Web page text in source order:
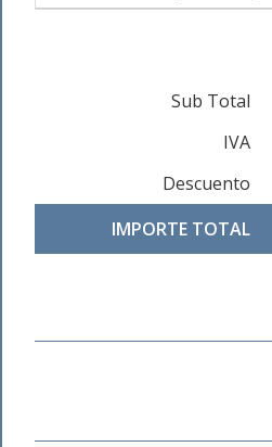
Sub Total
IVA
Descuento
IMPORTE TOTAL